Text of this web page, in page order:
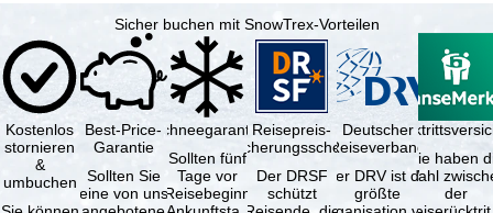
Sicher buchen mit SnowTrex-Vorteilen
Kostenlos
stornieren
&
umbuchen
Best-Price-
Garantie
Sollten Sie
eine von uns
Schneegarantie
Sollten fünf
Tage vor
Reisebeginn
Reisepreis-
Sicherungsschein
Der DRSF
schützt
Deutscher
Reiseverband
Der DRV ist die
größte
Sie haben
Wahl
der